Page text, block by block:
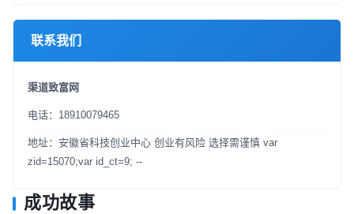
联系我们
渠道致富网
电话：18910079465
地址：安徽省科技创业中心 创业有风险 选择需谨慎 var
zid=15070;var id_ct=9; --
成功故事